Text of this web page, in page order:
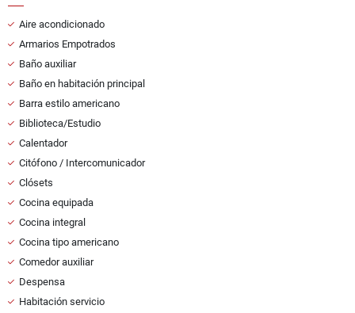
Aire acondicionado
Armarios Empotrados
Baño auxiliar
Baño en habitación principal
Barra estilo americano
Biblioteca/Estudio
Calentador
Citófono / Intercomunicador
Clósets
Cocina equipada
Cocina integral
Cocina tipo americano
Comedor auxiliar
Despensa
Habitación servicio